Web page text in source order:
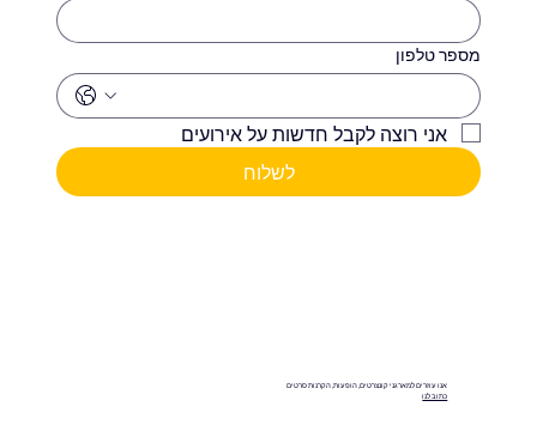
מספר טלפון
אני רוצה לקבל חדשות על אירועים
לשלוח
אנו עוזרים למארגני קונצרטים, הופעות, הקרנות סרטים
כתוב לנו